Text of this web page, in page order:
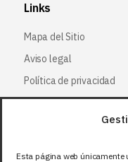
Esta página web
Links
Mapa del Sitio
Aviso legal
Política de privacidad
Política de cookies
Síguenos